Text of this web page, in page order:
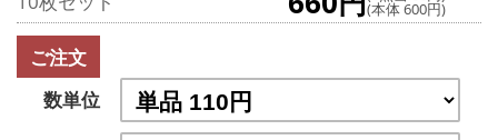
(本体 600円)
ご注文
数単位